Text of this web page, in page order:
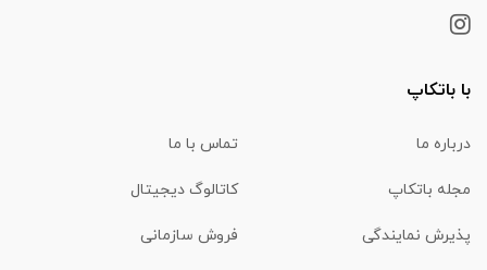
با باتکاپ
درباره ما تماس با ما
مجله باتکاپ کاتالوگ دیجیتال
پذیرش نمایندگی فروش سازمانی